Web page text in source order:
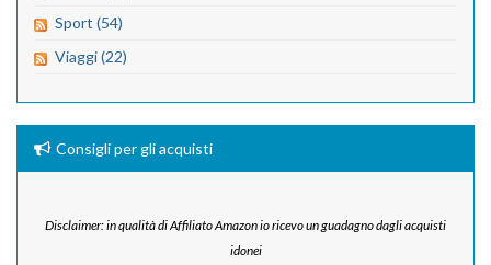
Sport (54)
Viaggi (22)
Consigli per gli acquisti
Disclaimer: in qualità di Affiliato Amazon io ricevo un guadagno dagli acquisti
idonei